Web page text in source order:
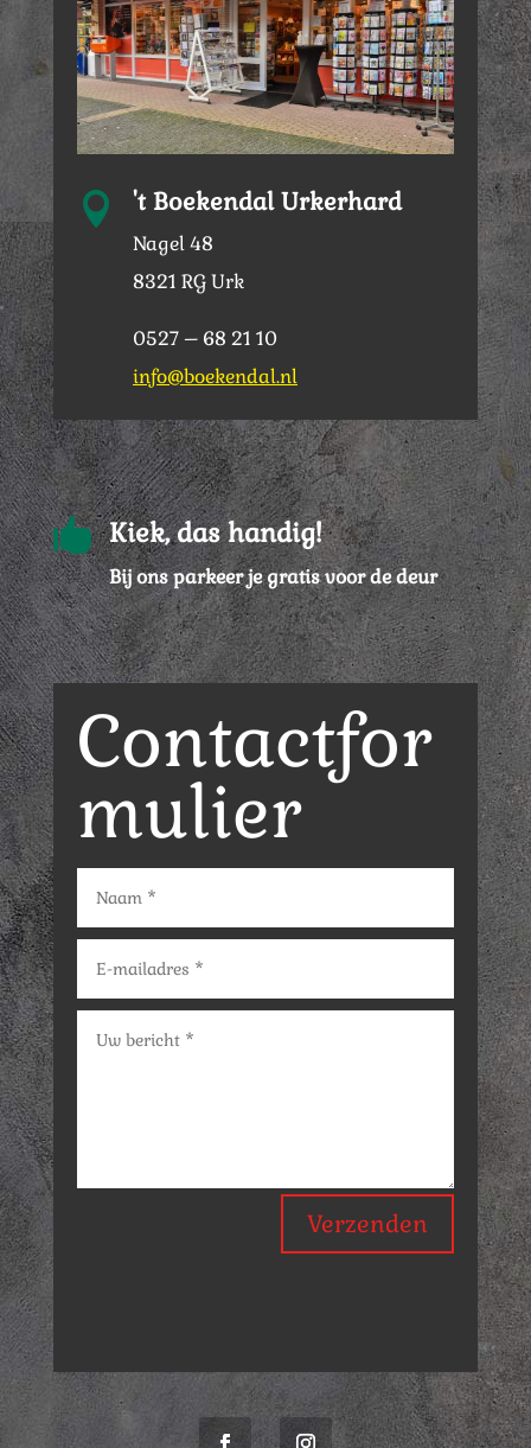
 't Boekendal Urkerhard
Nagel 48
8321 RG Urk
0527 – 68 21 10
info@boekendal.nl
 Kiek, das handig!
Bij ons parkeer je gratis voor de deur
Contactfor
mulier
Verzenden